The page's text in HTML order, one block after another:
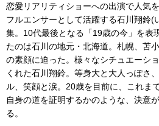
恋愛リアリティショーへの出演で人気
フルエンサーとして活躍する石川翔鈴(
集。10代最後となる「19歳の今」を表
たのは石川の地元・北海道。札幌、苫
の素顔に迫った。様々なシチュエーシ
くれた石川翔鈴。等身大と大人っぽさ
ル、笑顔と涙。20歳を目前に、これま
自身の道を証明するかのような、決意
る。